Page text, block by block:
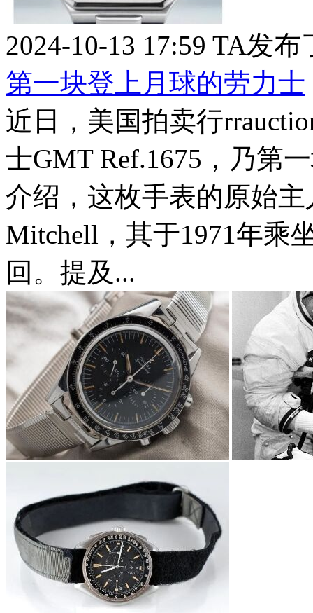
2024-10-13 17:59 TA发布
第一块登上月球的劳力士
近日，美国拍卖行
士GMT Ref.1675，乃第
介绍，这枚手表的原始
Mitchell，其于1971年乘
回。提及...